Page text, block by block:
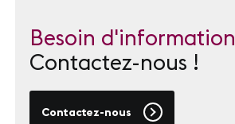
Besoin d'information
Contactez-nous !
Contactez-nous